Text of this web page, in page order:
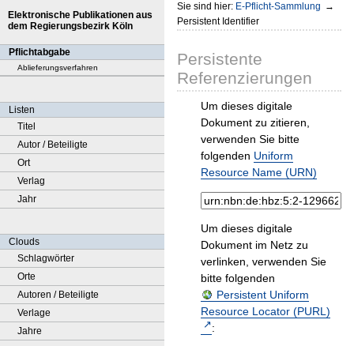
Elektronische Publikationen aus
dem Regierungsbezirk Köln
Pflichtabgabe
Ablieferungsverfahren
Listen
Titel
Autor / Beteiligte
Ort
Verlag
Jahr
Clouds
Schlagwörter
Orte
Autoren / Beteiligte
Verlage
Jahre
Sie sind hier: E-Pflicht-Sammlung →
Persistent Identifier
Persistente
Referenzierungen
Um dieses digitale
Dokument zu zitieren,
verwenden Sie bitte
folgenden Uniform
Resource Name (URN)
Um dieses digitale
Dokument im Netz zu
verlinken, verwenden Sie
bitte folgenden
Persistent Uniform
Resource Locator (PURL)
: